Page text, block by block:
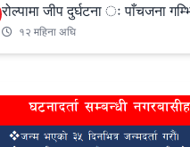
रोल्पामा जीप दुर्घटना ः पाँचजना
१२ महिना अघि